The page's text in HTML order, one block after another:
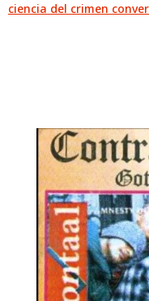
ciencia del crimen